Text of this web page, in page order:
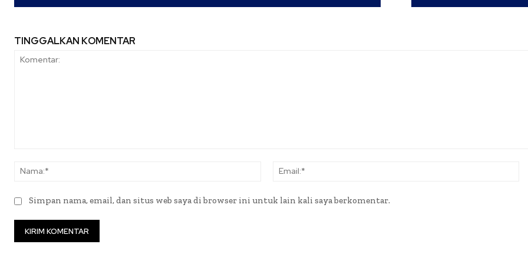
TINGGALKAN KOMENTAR
Nama:*
Simpan nama, email, dan situs web saya di browser ini untuk lain kali saya berkomentar.